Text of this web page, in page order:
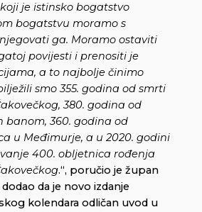
je istinsko bogatstvo
bogatstvu moramo s
ga. Moramo ostaviti
povijesti i prenositi je
a to najbolje činimo
smo 355. godina od smrti
380. godina od
banom, 360. godina od
u Međimurje, a u 2020. godini
400. obljetnica rođenja
.“, poručio je župan
da je novo izdanje
kolendara odličan uvod u